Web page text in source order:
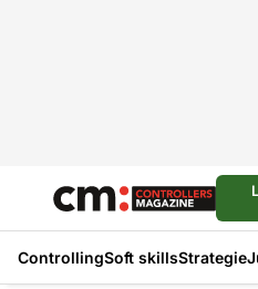
ControllingSoft skillsStrategie